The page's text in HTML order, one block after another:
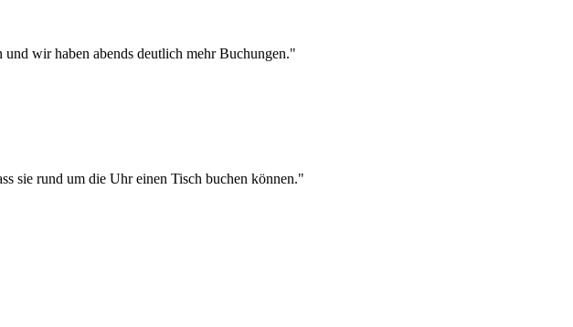
wir haben abends deutlich mehr Buchungen."
sie rund um die Uhr einen Tisch buchen können."